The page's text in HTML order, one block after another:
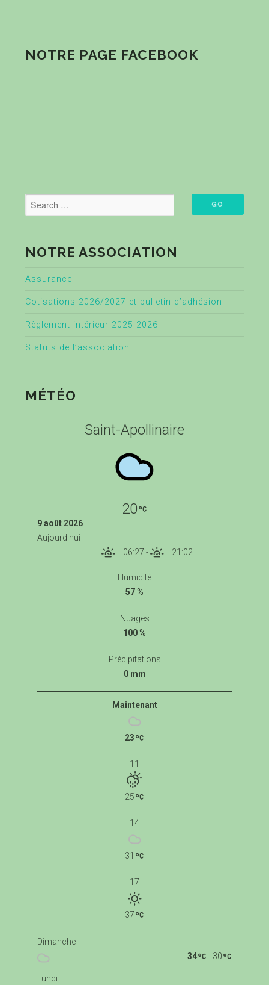
NOTRE PAGE FACEBOOK
NOTRE ASSOCIATION
Assurance
Cotisations 2026/2027 et bulletin d’adhésion
Règlement intérieur 2025-2026
Statuts de l’association
MÉTÉO
Saint-Apollinaire
20
9 août 2026
Aujourd'hui
06:27 - 21:02
Humidité
57 %
Nuages
100 %
Précipitations
0 mm
Maintenant
23
11
25
14
31
17
37
Dimanche
30
34
Lundi